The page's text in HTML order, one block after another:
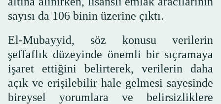
sayısı da 106 binin üzerine çıktı.
El-Mubayyid, söz konusu verilerin
şeffaflık düzeyinde önemli bir sıçramaya
işaret ettiğini belirterek, verilerin daha
açık ve erişilebilir hale gelmesi sayesinde
bireysel yorumlara ve belirsizliklere